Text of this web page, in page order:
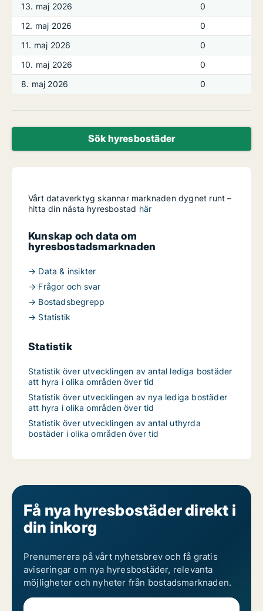
13. maj 2026
0
12. maj 2026
0
11. maj 2026
0
10. maj 2026
0
8. maj 2026
0
Sök hyresbostäder
Vårt dataverktyg skannar marknaden dygnet runt –
hitta din nästa hyresbostad här
Kunskap och data om
hyresbostadsmarknaden
→ Data & insikter
→ Frågor och svar
→ Bostadsbegrepp
→ Statistik
Statistik
Statistik över utvecklingen av antal lediga bostäder
att hyra i olika områden över tid
Statistik över utvecklingen av nya lediga bostäder
att hyra i olika områden över tid
Statistik över utvecklingen av antal uthyrda
bostäder i olika områden över tid
Få nya hyresbostäder direkt i
din inkorg
Prenumerera på vårt nyhetsbrev och få gratis
aviseringar om nya hyresbostäder, relevanta
möjligheter och nyheter från bostadsmarknaden.